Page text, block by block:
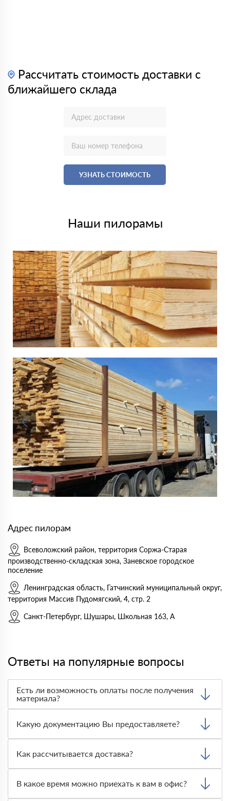
Рассчитать стоимость доставки с
ближайшего склада
УЗНАТЬ СТОИМОСТЬ
Наши пилорамы
Адрес пилорам
Всеволожский район, территория Соржа-Старая
производственно-складская зона, Заневское городское
поселение
Ленинградская область, Гатчинский муниципальный округ,
территория Массив Пудомягский, 4, стр. 2
Санкт-Петербург, Шушары, Школьная 163, А
Ответы на популярные вопросы
Есть ли возможность оплаты после получения
материала?
оплата по факту получения товара. При этом, если
доставленный товар был ненадлежащего качества, то
Вы вправе от него отказаться.
Какую документацию Вы предоставляете?
сертификаты и паспорта качества, а также товарно-
транспортную накладную.
Как рассчитывается доставка?
персональный менеджер для уточнения деталей заказа.
Далее он передает заявку нашему логисту для оценки
В какое время можно приехать к вам в офис?